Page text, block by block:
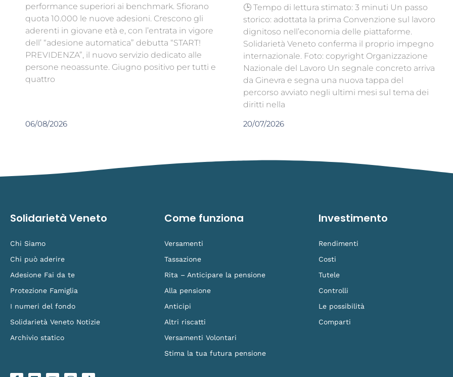
performance superiori ai benchmark. Sfiorano
quota 10.000 le nuove adesioni. Crescono gli
aderenti in giovane età e, con l’entrata in vigore
dell’ “adesione automatica” debutta “START!
PREVIDENZA”, il nuovo servizio dedicato alle
persone neoassunte. Giugno positivo per tutti e
quattro
06/08/2026
🕒 Tempo di lettura stimato: 3 minuti Un passo
storico: adottata la prima Convenzione sul lavoro
dignitoso nell’economia delle piattaforme.
Solidarietà Veneto conferma il proprio impegno
internazionale. Foto: copyright Organizzazione
Nazionale del Lavoro Un segnale concreto arriva
da Ginevra e segna una nuova tappa del
percorso avviato negli ultimi mesi sul tema dei
diritti nella
20/07/2026
Solidarietà Veneto
Chi Siamo
Chi può aderire
Adesione Fai da te
Protezione Famiglia
I numeri del fondo
Solidarietà Veneto Notizie
Archivio statico
Come funziona
Versamenti
Tassazione
Rita – Anticipare la pensione
Alla pensione
Anticipi
Altri riscatti
Versamenti Volontari
Stima la tua futura pensione
Investimento
Rendimenti
Costi
Tutele
Controlli
Le possibilità
Comparti